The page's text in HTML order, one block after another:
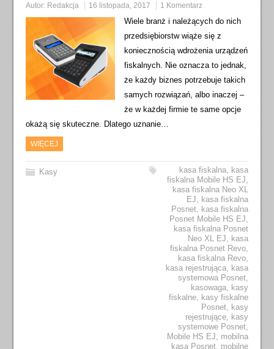
Autor: Redakcja 16 listopada, 2017 1 Komentarz
Wiele branż i należących do nich
przedsiębiorstw wiąże się z
koniecznością wdrożenia urządzeń
fiskalnych. Nie oznacza to jednak,
że każdy biznes potrzebuje takich
samych rozwiązań, albo inaczej –
że w każdej firmie te same opcje
okażą się skuteczne. Dlatego uznanie…
WIĘCEJ
Kasy kasa fiskalna, kasa
fiskalna Mobile HS EJ,
kasa fiskalna Neo XL
EJ, kasa fiskalna
Posnet, kasa fiskalna
Posnet Mobile HS EJ,
kasa fiskalna Posnet
Neo XL EJ, kasa
fiskalna Posnet Revo,
kasa fiskalna Revo,
kasa rejestrująca, kasa
systemowa Posnet,
kasowaga, kasy
fiskalne, kasy fiskalne
Posnet, kasy
rejestrujące, kasy
systemowe Posnet,
Mobile HS EJ, mobilna
kasa Posnet, mobilne